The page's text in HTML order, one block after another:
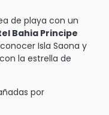
de playa con un
Bahia Principe
Isla Saona y
la estrella de
por